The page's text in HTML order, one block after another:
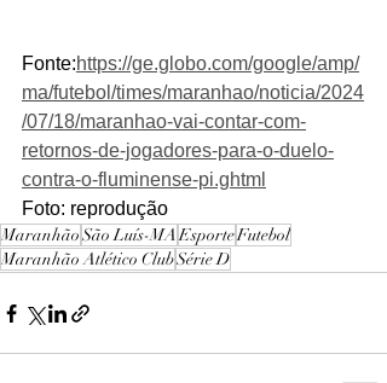
Fonte:https://ge.globo.com/google/amp/
ma/futebol/times/maranhao/noticia/2024
/07/18/maranhao-vai-contar-com-
retornos-de-jogadores-para-o-duelo-
contra-o-fluminense-pi.ghtml
Foto: reprodução
MaranhãoSão Luís-MAEsporteFutebol
Maranhão Atlético ClubSérie D